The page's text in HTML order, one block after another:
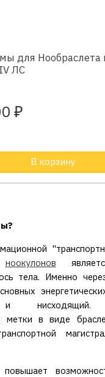
для Нообраслета
ЛС
₽
В корзину
ноокулонов
тела. Именно
нисходящий.
метки в виде